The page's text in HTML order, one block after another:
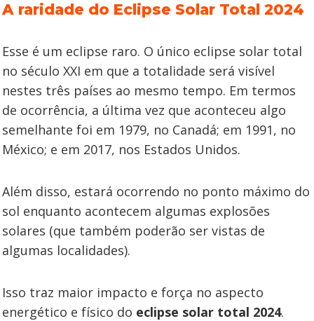
A raridade do Eclipse Solar Total 2024
Esse é um eclipse raro. O único eclipse solar total
no século XXI em que a totalidade será visível
nestes três países ao mesmo tempo. Em termos
de ocorrência, a última vez que aconteceu algo
semelhante foi em 1979, no Canadá; em 1991, no
México; e em 2017, nos Estados Unidos.
Além disso, estará ocorrendo no ponto máximo do
sol enquanto acontecem algumas explosões
solares (que também poderão ser vistas de
algumas localidades).
Isso traz maior impacto e força no aspecto
energético e físico do eclipse solar total 2024.